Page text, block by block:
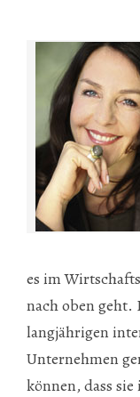
es im
nach oben
langjährigen
Unternehmen
können, dass